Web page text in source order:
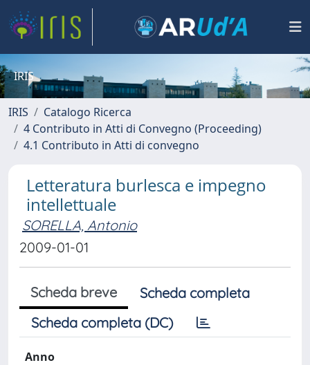
IRIS
IRIS
Catalogo Ricerca
4 Contributo in Atti di Convegno (Proceeding)
4.1 Contributo in Atti di convegno
Letteratura burlesca e impegno
intellettuale
SORELLA, Antonio
2009-01-01
Scheda breve
Scheda completa
Scheda completa (DC)
Anno